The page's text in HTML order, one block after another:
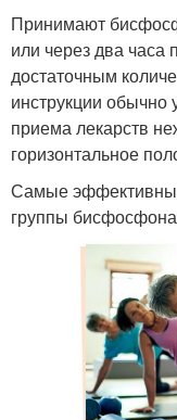
Принимают
или через два часа
достаточным
инструкции обычно
приема лекарств
горизонтальное
Самые
группы